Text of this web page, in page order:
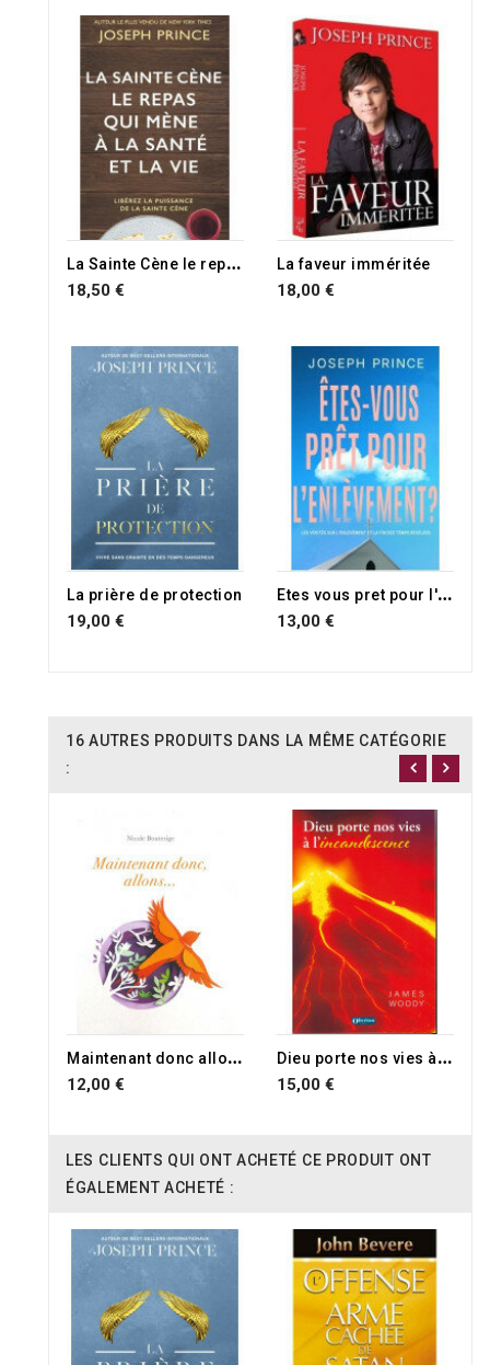
RUPTURE DE STOCK L
a Sainte Cène le repas qui mène à la santé et la vie
18,50 €
La faveur imméritée
18,00 €
La prière de protection
19,00 €
E
tes vous pret pour l'enlèvement ?
13,00 €
16 AUTRES PRODUITS DANS LA MÊME CATÉGORIE
:
M
aintenant donc allons...
12,00 €
D
ieu porte nos vies à l'incandescence
15,00 €
LES CLIENTS QUI ONT ACHETÉ CE PRODUIT ONT
ÉGALEMENT ACHETÉ :